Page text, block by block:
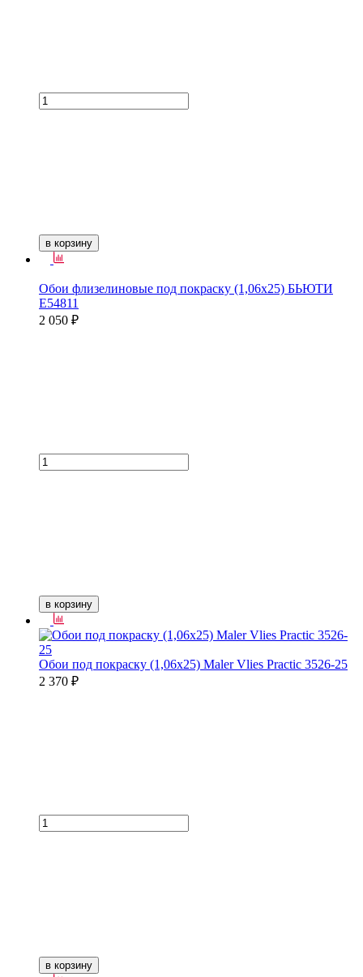
в корзину
Обои флизелиновые под покраску (1,06х25) БЬЮТИ
Е54811
2 050 ₽
в корзину
Обои под покраску (1,06х25) Maler Vlies Practic 3526-25
2 370 ₽
в корзину